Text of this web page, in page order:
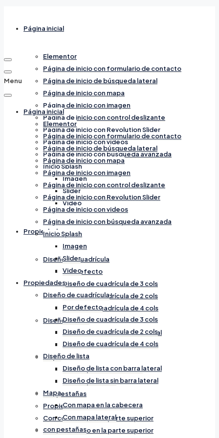
Página inicial
Elementor
Página de inicio con formulario de contacto
Página de inicio de búsqueda lateral
Página de inicio con mapa
Página de inicio con imagen
Página de inicio con control deslizante
Página de inicio con Revolution Slider
Página de inicio con videos
Página de inicio con búsqueda avanzada
Inicio Splash
Imagen
Slider
Video
Propiedades
Diseño de cuadrícula
Por defecto
Diseño de cuadrícula de 3 cols
Diseño de cuadrícula de 2 cols
Diseño de cuadrícula de 4 cols
Diseño de lista
Diseño de lista con barra lateral
Diseño de lista sin barra lateral
Mapa
Con mapa en la cabecera
Con mapa lateral
con pestañas
Propiedades Destacadas
Con contenido en la parte superior
Con contenido en la parte superior
Menu
Página inicial
Elementor
Página de inicio con formulario de contacto
Página de inicio de búsqueda lateral
Página de inicio con mapa
Página de inicio con imagen
Página de inicio con control deslizante
Página de inicio con Revolution Slider
Página de inicio con videos
Página de inicio con búsqueda avanzada
Inicio Splash
Imagen
Slider
Video
Propiedades
Diseño de cuadrícula
Por defecto
Diseño de cuadrícula de 3 cols
Diseño de cuadrícula de 2 cols
Diseño de cuadrícula de 4 cols
Diseño de lista
Diseño de lista con barra lateral
Diseño de lista sin barra lateral
Mapa
Con mapa en la cabecera
Con mapa lateral
con pestañas